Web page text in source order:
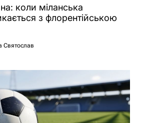
коли міланська
з флорентійською
Святослав